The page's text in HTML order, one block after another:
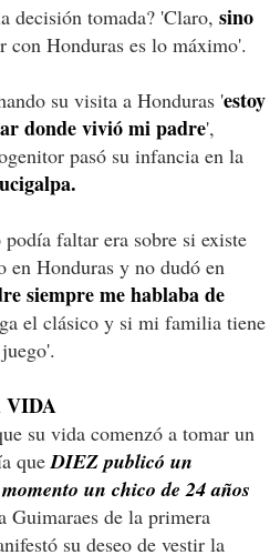
decisión tomada? 'Claro, sino
con Honduras es lo máximo'.
su visita a Honduras 'estoy
donde vivió mi padre',
pasó su infancia en la
faltar era sobre si existe
en Honduras y no dudó en
siempre me hablaba de
el clásico y si mi familia tiene
VIDA
su vida comenzó a tomar un
que DIEZ publicó un
un chico de 24 años
Guimaraes de la primera
su deseo de vestir la